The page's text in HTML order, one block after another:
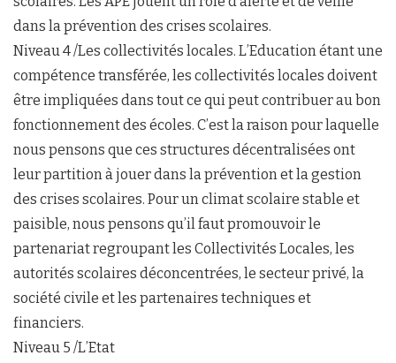
dans la prévention des crises scolaires.
Niveau 4 /Les collectivités locales. L’Education étant une
compétence transférée, les collectivités locales doivent
être impliquées dans tout ce qui peut contribuer au bon
fonctionnement des écoles. C’est la raison pour laquelle
nous pensons que ces structures décentralisées ont
leur partition à jouer dans la prévention et la gestion
des crises scolaires. Pour un climat scolaire stable et
paisible, nous pensons qu’il faut promouvoir le
partenariat regroupant les Collectivités Locales, les
autorités scolaires déconcentrées, le secteur privé, la
société civile et les partenaires techniques et
financiers.
Niveau 5 /L’Etat